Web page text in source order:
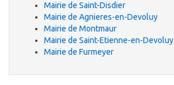
Mairie de Saint-Disdier
Mairie de Agnieres-en-Devoluy
Mairie de Montmaur
Mairie de Saint-Etienne-en-Devoluy
Mairie de Furmeyer